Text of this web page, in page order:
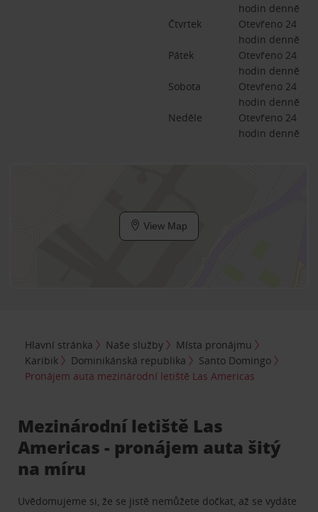
hodin denně
Čtvrtek
Otevřeno 24
hodin denně
Pátek
Otevřeno 24
hodin denně
Sobota
Otevřeno 24
hodin denně
Neděle
Otevřeno 24
hodin denně
View Map
Hlavní stránka Naše služby
Místa pronájmu
Karibik
Dominikánská republika
Santo Domingo
Pronájem auta mezinárodní letiště Las Americas
Mezinárodní letiště Las
Americas - pronájem auta šitý
na míru
Uvědomujeme si, že se jistě nemůžete dočkat, až se vydáte